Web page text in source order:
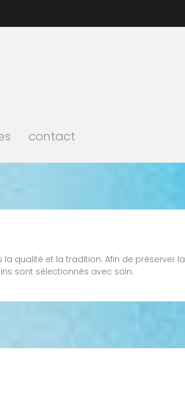
contact
qualité et la tradition. Afin de préserver la
sont sélectionnés avec soin.